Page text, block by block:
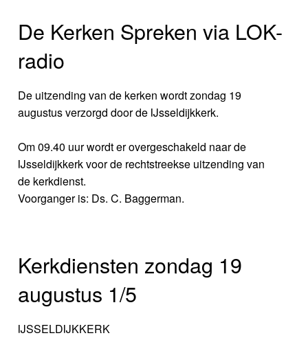
De Kerken Spreken via LOK-
radio
De uitzending van de kerken wordt zondag 19
augustus verzorgd door de IJsseldijkkerk.
Om 09.40 uur wordt er overgeschakeld naar de
IJsseldijkkerk voor de rechtstreekse uitzending van
de kerkdienst.
Voorganger is: Ds. C. Baggerman.
Kerkdiensten zondag 19
augustus 1/5
IJSSELDIJKKERK